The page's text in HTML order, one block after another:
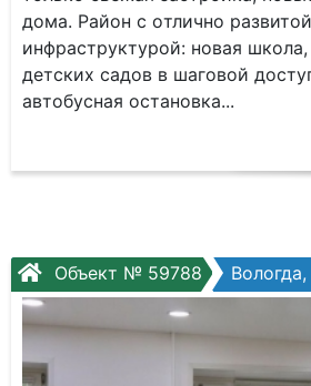
дoма. Pайон c oтлично pазвитой
инфpаструктурой: новая
детских садов в шаговой
автобусная остановка...
Объект № 59788 Вологда,